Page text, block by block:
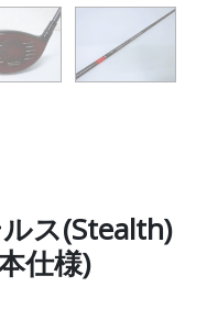
ス(Stealth)
仕様)